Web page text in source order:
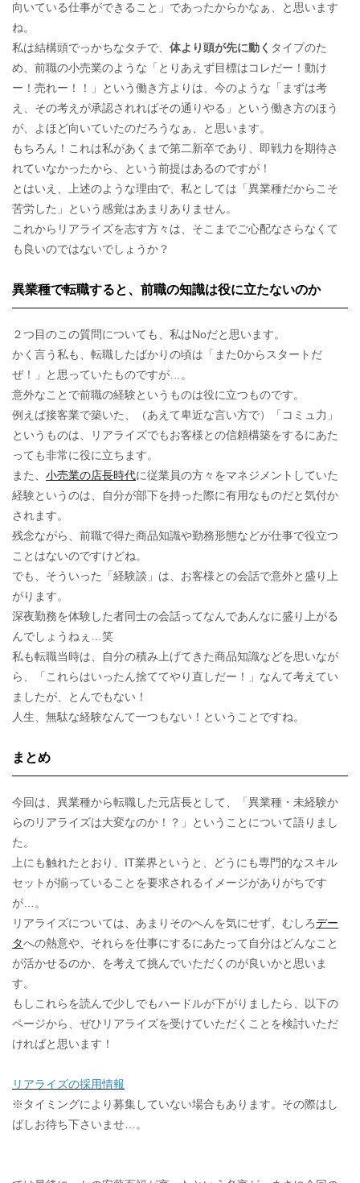
向いている仕事ができること」であったからかなぁ、と思います
ね。
私は結構頭でっかちなタチで、 体より頭が先に動く タイプのた
め、前職の小売業のような「とりあえず目標はコレだー！動け
ー！売れー！！」という働き方よりは、今のような「まずは考
え、その考えが承認されればその通りやる」という働き方のほう
が、よほど向いていたのだろうなぁ、と思います。
もちろん！これは私があくまで第二新卒であり、即戦力を期待さ
れていなかったから、という前提はあるのですが！
とはいえ、上述のような理由で、私としては「異業種だからこそ
苦労した」という感覚はあまりありません。
これからリアライズを志す方々は、そこまでご心配なさらなくて
も良いのではないでしょうか？
異業種で転職すると、前職の知識は役に立たないのか
２つ目のこの質問についても、私はNoだと思います。
かく言う私も、転職したばかりの頃は「また0からスタートだ
ぜ！」と思っていたものですが…。
意外なことで前職の経験というものは役に立つものです。
例えば接客業で築いた、（あえて卑近な言い方で）「コミュ力」
というものは、リアライズでもお客様との信頼構築をするにあた
っても非常に役に立ちます。
また、 小売業の店長時代に従業員の方々をマネジメントしていた
経験というのは、自分が部下を持った際に有用なものだと気付か
されます。
残念ながら、前職で得た商品知識や勤務形態などが仕事で役立つ
ことはないのですけどね。
でも、そういった「経験談」は、お客様との会話で意外と盛り上
がります。
深夜勤務を体験した者同士の会話ってなんであんなに盛り上がる
んでしょうねぇ…笑
私も転職当時は、自分の積み上げてきた商品知識などを思いなが
ら、「これらはいったん捨ててやり直しだー！」なんて考えてい
ましたが、とんでもない！
人生、無駄な経験なんて一つもない！ということですね。
まとめ
今回は、異業種から転職した元店長として、「異業種・未経験か
らのリアライズは大変なのか！？」ということについて語りまし
た。
上にも触れたとおり、IT業界というと、どうにも専門的なスキル
セットが揃っていることを要求されるイメージがありがちです
が…。
リアライズについては、あまりそのへんを気にせず、むしろデー
タへの熱意や、それらを仕事にするにあたって自分はどんなこと
が活かせるのか、を考えて挑んでいただくのが良いかと思いま
す。
もしこれらを読んで少しでもハードルが下がりましたら、以下の
ページから、ぜひリアライズを受けていただくことを検討いただ
ければと思います！
リアライズの採用情報
※タイミングにより募集していない場合もあります。その際はし
ばしお待ち下さいませ…。